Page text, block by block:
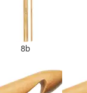
8b